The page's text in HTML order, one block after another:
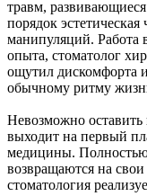
травм,
порядок
манипуляций. Работа
опыта, стоматолог
ощутил дискомфорта
обычному ритму
Невозможно оставить
выходит на первый
медицины.
возвращаются на
стоматология